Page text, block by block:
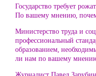
Государство требует
По вашему мнению,
Министерство труда и
профессиональный
образованием,
ли нам по вашему